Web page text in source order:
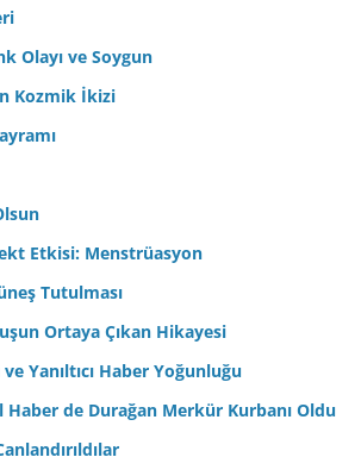
Olayı ve Soygun
Kozmik İkizi
Etkisi: Menstrüasyon
Tutulması
Ortaya Çıkan Hikayesi
Yanıltıcı Haber Yoğunluğu
Haber de Durağan Merkür Kurbanı Oldu